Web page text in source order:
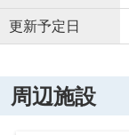
更新予定日
周辺施設